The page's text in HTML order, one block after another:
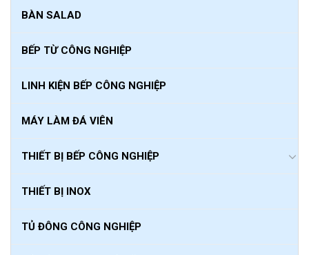
BÀN SALAD
BẾP TỪ CÔNG NGHIỆP
LINH KIỆN BẾP CÔNG NGHIỆP
MÁY LÀM ĐÁ VIÊN
THIẾT BỊ BẾP CÔNG NGHIỆP
THIẾT BỊ INOX
TỦ ĐÔNG CÔNG NGHIỆP